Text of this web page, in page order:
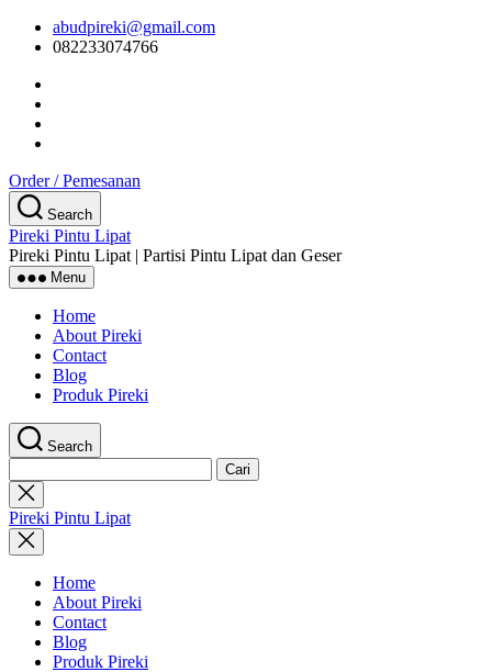
Skip
content
abudpireki@gmail.com
082233074766
Order / Pemesanan
Search
Pireki Pintu Lipat
Pireki Pintu Lipat | Partisi Pintu Lipat dan Geser
Menu
Home
About Pireki
Contact
Blog
Produk Pireki
Search
untuk:
Close
search
Pireki Pintu Lipat
Home
About Pireki
Contact
Blog
Produk Pireki